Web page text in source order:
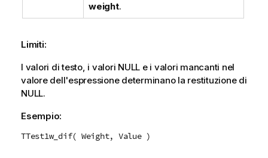
weight.
Limiti:
I valori di testo, i valori NULL e i valori mancanti nel
valore dell'espressione determinano la restituzione di
NULL.
Esempio:
TTest1w_dif( Weight, Value )